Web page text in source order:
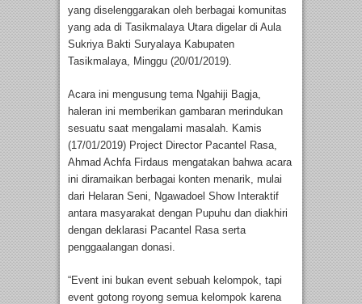
yang diselenggarakan oleh berbagai komunitas
yang ada di Tasikmalaya Utara digelar di Aula
Sukriya Bakti Suryalaya Kabupaten
Tasikmalaya, Minggu (20/01/2019).
Acara ini mengusung tema Ngahiji Bagja,
haleran ini memberikan gambaran merindukan
sesuatu saat mengalami masalah. Kamis
(17/01/2019) Project Director Pacantel Rasa,
Ahmad Achfa Firdaus mengatakan bahwa acara
ini diramaikan berbagai konten menarik, mulai
dari Helaran Seni, Ngawadoel Show Interaktif
antara masyarakat dengan Pupuhu dan diakhiri
dengan deklarasi Pacantel Rasa serta
penggaalangan donasi.
“Event ini bukan event sebuah kelompok, tapi
event gotong royong semua kelompok karena